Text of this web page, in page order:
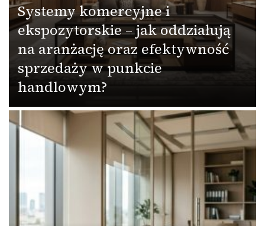
Systemy komercyjne i
ekspozytorskie – jak oddziałują
na aranżację oraz efektywność
sprzedaży w punkcie
handlowym?